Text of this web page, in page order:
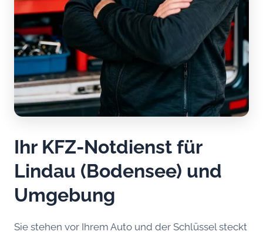
Ihr KFZ-Notdienst für
Lindau (Bodensee) und
Umgebung
Sie stehen vor Ihrem Auto und der Schlüssel steckt